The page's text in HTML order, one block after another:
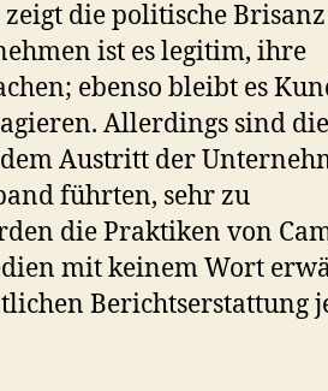
die politische Brisanz
ist es legitim, ihre
ebenso bleibt es
Allerdings sind die
Austritt der
führten, sehr zu
die Praktiken von
mit keinem Wort
Berichtserstattung